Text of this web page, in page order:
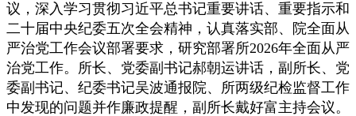
议，深入学习贯彻习近平总书记重要讲话、重要指示和
二十届中央纪委五次全会精神，认真落实部、院全面从
严治党工作会议部署要求，研究部署所2026年全面从严
治党工作。所长、党委副书记郝朝运讲话，副所长、党
委副书记、纪委书记吴波通报院、所两级纪检监督工作
中发现的问题并作廉政提醒，副所长戴好富主持会议。